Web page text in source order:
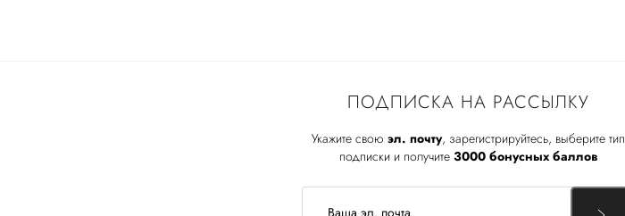
ПОДПИСКА НА РАССЫЛКУ
Укажите свою эл. почту, зарегистрируйтесь, выберите тип
подписки и получите 3000 бонусных баллов